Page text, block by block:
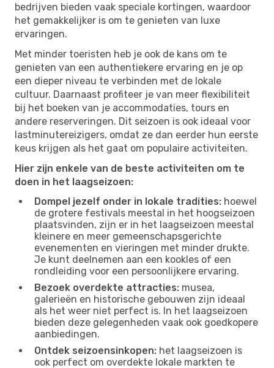
bedrijven bieden vaak speciale kortingen, waardoor
het gemakkelijker is om te genieten van luxe
ervaringen.
Met minder toeristen heb je ook de kans om te
genieten van een authentiekere ervaring en je op
een dieper niveau te verbinden met de lokale
cultuur. Daarnaast profiteer je van meer flexibiliteit
bij het boeken van je accommodaties, tours en
andere reserveringen. Dit seizoen is ook ideaal voor
lastminutereizigers, omdat ze dan eerder hun eerste
keus krijgen als het gaat om populaire activiteiten.
Hier zijn enkele van de beste activiteiten om te
doen in het laagseizoen:
Dompel jezelf onder in lokale tradities: hoewel
de grotere festivals meestal in het hoogseizoen
plaatsvinden, zijn er in het laagseizoen meestal
kleinere en meer gemeenschapsgerichte
evenementen en vieringen met minder drukte.
Je kunt deelnemen aan een kookles of een
rondleiding voor een persoonlijkere ervaring.
Bezoek overdekte attracties: musea,
galerieën en historische gebouwen zijn ideaal
als het weer niet perfect is. In het laagseizoen
bieden deze gelegenheden vaak ook goedkopere
aanbiedingen.
Ontdek seizoensinkopen: het laagseizoen is
ook perfect om overdekte lokale markten te